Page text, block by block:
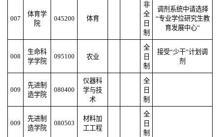
007
体育学
院
045200 体育
非
全
日
制
调剂系统中请选择
“专业学位研究生教
育发展中心”
008
生命科
学学院
095100 农业
全
日
制
接受“少干”计划调
剂
009
先进制
造学院
080400
仪器科
学与技
术
全
日
制
009
先进制
造学院
080503
材料加
工工程
全
日
制